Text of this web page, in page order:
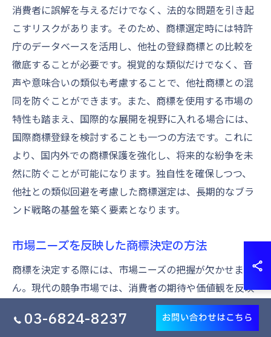
消費者に誤解を与えるだけでなく、法的な問題を引き起
こすリスクがあります。そのため、商標選定時には特許
庁のデータベースを活用し、他社の登録商標との比較を
徹底することが必要です。視覚的な類似だけでなく、音
声や意味合いの類似も考慮することで、他社商標との混
同を防ぐことができます。また、商標を使用する市場の
特性も踏まえ、国際的な展開を視野に入れる場合には、
国際商標登録を検討することも一つの方法です。これに
より、国内外での商標保護を強化し、将来的な紛争を未
然に防ぐことが可能になります。独自性を確保しつつ、
他社との類似回避を考慮した商標選定は、長期的なブラ
ンド戦略の基盤を築く要素となります。
市場ニーズを反映した商標決定の方法
商標を決定する際には、市場ニーズの把握が欠かせませ
ん。現代の競争市場では、消費者の期待や価値観を反映
した商標が求められています。まず、ターゲット市場の
消費者がどのような商品やサービスを求めているかを理
03-6824-8237 お問い合わせはこちら